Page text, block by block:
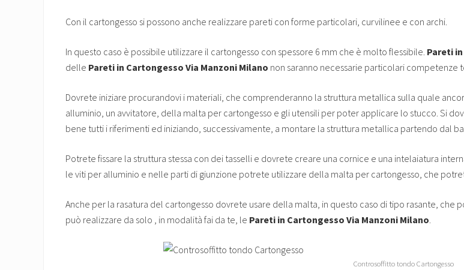
Con il cartongesso si possono anche realizzare pareti con forme particolari, curvilinee e con archi.
In questo caso è possibile utilizzare il cartongesso con spessore 6 mm che è molto flessibile. Pareti
delle Pareti in Cartongesso Via Manzoni Milano non saranno necessarie particolari competenze
Dovrete iniziare procurandovi i materiali, che comprenderanno la struttura metallica sulla quale
alluminio, un avvitatore, della malta per cartongesso e gli utensili per poter applicare lo stucco. Si
bene tutti i riferimenti ed iniziando, successivamente, a montare la struttura metallica partendo dal
Potrete fissare la struttura stessa con dei tasselli e dovrete creare una cornice e una intelaiatura
le viti per alluminio e nelle parti di giunzione potrete utilizzare della malta per cartongesso, che
Anche per la rasatura del cartongesso dovrete usare della malta, in questo caso di tipo rasante, che
può realizzare da solo , in modalità fai da te, le Pareti in Cartongesso Via Manzoni Milano
Controsoffitto tondo Cartongesso